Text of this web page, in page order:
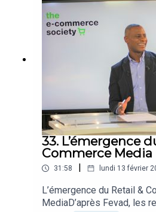
les marques à être +
normal » du e-commerce ?
Amandine Brgain de SQLI
Roland Koltchakian de
33. L’émergence
Commerce Media
31:58 | lundi 13 février
L’émergence du Retail &
MediaD’après Fevad, les